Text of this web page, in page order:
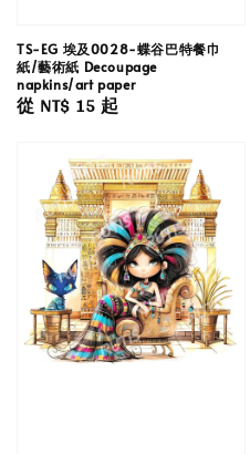
TS-EG 埃及0028-蝶谷巴特餐巾
紙/藝術紙 Decoupage
napkins/art paper
Regular
從 NT$ 15起